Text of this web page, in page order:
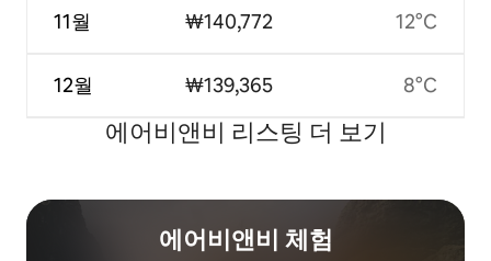
11월
12월
₩140,772
₩139,365
12°C
8°C
에어비앤비 리스팅 더 보기
에어비앤비 체험